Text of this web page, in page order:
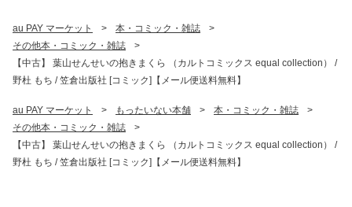
au PAY マーケット > 本・コミック・雑誌
>
その他本・コミック・雑誌
>
【中古】 葉山せんせいの抱きまくら （カルトコミックス equal collection） /
野杜 もち / 笠倉出版社 [コミック]【メール便送料無料】
au PAY マーケット > もったいない本舗 > 本・コミック・雑誌
>
その他本・コミック・雑誌
>
【中古】 葉山せんせいの抱きまくら （カルトコミックス equal collection） /
野杜 もち / 笠倉出版社 [コミック]【メール便送料無料】